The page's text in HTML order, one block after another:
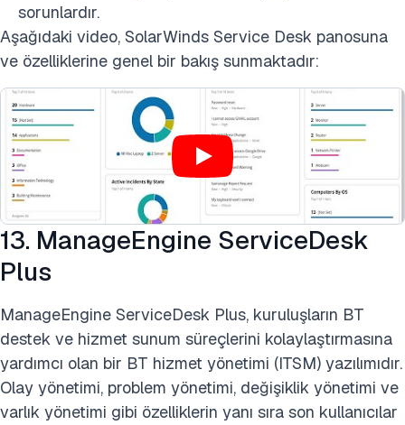
sorunlardır.
Aşağıdaki video, SolarWinds Service Desk panosuna
ve özelliklerine genel bir bakış sunmaktadır:
13. ManageEngine ServiceDesk
Plus
ManageEngine ServiceDesk Plus, kuruluşların BT
destek ve hizmet sunum süreçlerini kolaylaştırmasına
yardımcı olan bir BT hizmet yönetimi (ITSM) yazılımıdır.
Olay yönetimi, problem yönetimi, değişiklik yönetimi ve
varlık yönetimi gibi özelliklerin yanı sıra son kullanıcılar